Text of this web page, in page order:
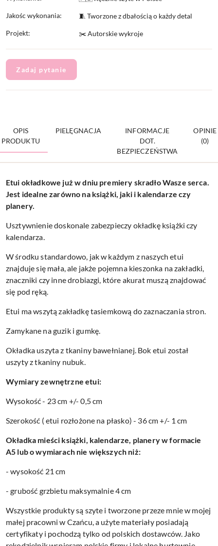
Jakośc wykonania: 🧵 Tworzone z dbałością o każdy detal
Projekt: ✂️ Autorskie wykroje
Zadaj pytanie
OPIS
PRODUKTU
PIELĘGNACJA
INFORMACJE
DOT.
BEZPIECZEŃSTWA
OPINIE
(0)
Etui okładkowe już w dniu premiery skradło Wasze serca.
Jest idealne zarówno na książki, jaki i kalendarze czy
planery.
Usztywnienie doskonale zabezpieczy okładkę książki czy
kalendarza.
W środku standardowo, jak w każdym z naszych etui
znajduje się mała, ale jakże pojemna kieszonka na zakładki,
znaczniki czy inne drobiazgi, które akurat muszą znajdować
się pod ręką.
Etui ma wszytą zakładkę tasiemkową do zaznaczania stron.
Zamykane na guzik i gumkę.
Okładka uszyta z tkaniny bawełnianej. Bok etui został
uszyty z tkaniny nubuk.
Wymiary zewnętrzne etui:
Wysokość - 23 cm +/- 0,5 cm
Szerokość ( etui rozłożone na płasko) - 36 cm +/- 1 cm
Okładka mieści książki, kalendarze, planery w formacie
A5 lub o wymiarach nie większych niż:
- wysokość 21 cm
- grubość grzbietu maksymalnie 4 cm
Wszystkie produkty są szyte i tworzone przeze mnie w mojej
małej pracowni w Czańcu, a użyte materiały posiadają
certyfikaty i pochodzą tylko od polskich dostawców. Jako